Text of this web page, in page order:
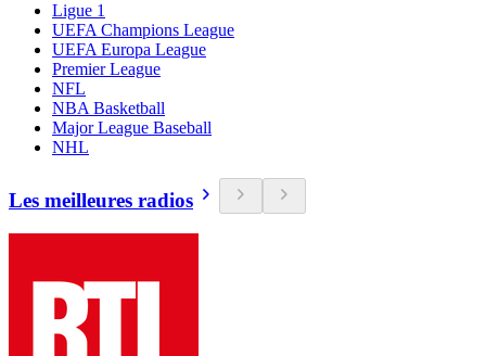
Ligue 1
UEFA Champions League
UEFA Europa League
Premier League
NFL
NBA Basketball
Major League Baseball
NHL
Les meilleures radios